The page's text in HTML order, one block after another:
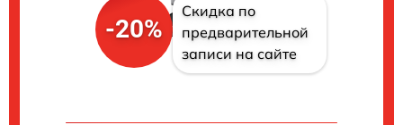
-20%
Скидка по
предварительной
записи на сайте